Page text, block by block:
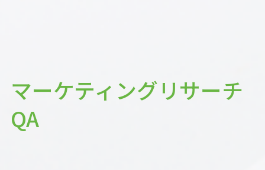
マーケティングリサーチ
QA